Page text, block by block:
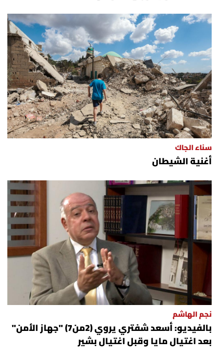
سناء الجاك
أغنية الشيطان
نجم الهاشم
بالفيديو: أسعد شفتري يروي (2من7) "جهاز الأمن"
بعد اغتيال مايا وقبل اغتيال بشير